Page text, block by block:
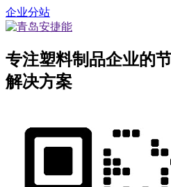
企业分站
专注塑料制品企业的
解决方案